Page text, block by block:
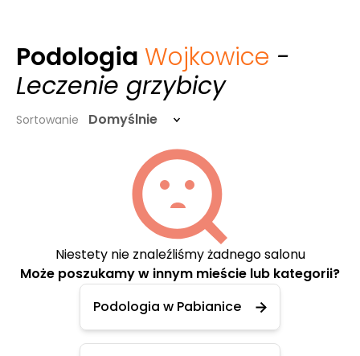
Podologia Wojkowice -
Leczenie grzybicy
Sortowanie Domyślnie
Niestety nie znaleźliśmy żadnego salonu
Może poszukamy w innym mieście lub kategorii?
Podologia w Pabianice